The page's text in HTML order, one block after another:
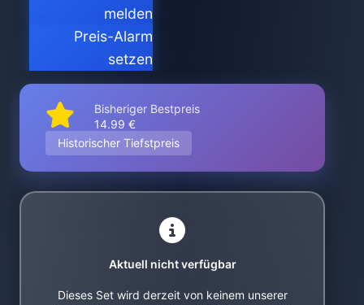
melden
Preis-Alarm
setzen
Bisheriger Bestpreis
14.99 €
Historischer Tiefstpreis
Aktuell nicht verfügbar
Dieses Set wird derzeit von keinem unserer